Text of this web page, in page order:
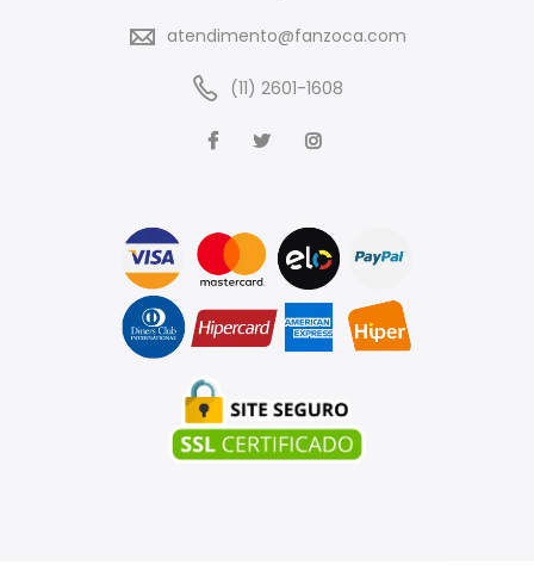
atendimento@fanzoca.com
(11) 2601-1608